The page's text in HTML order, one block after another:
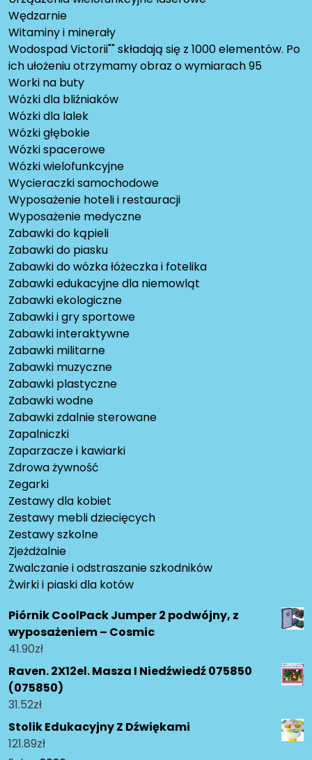
Wędzarnie
Witaminy i minerały
Wodospad Victorii"" składają się z 1000 elementów. Po
ich ułożeniu otrzymamy obraz o wymiarach 95
Worki na buty
Wózki dla bliźniaków
Wózki dla lalek
Wózki głębokie
Wózki spacerowe
Wózki wielofunkcyjne
Wycieraczki samochodowe
Wyposażenie hoteli i restauracji
Wyposażenie medyczne
Zabawki do kąpieli
Zabawki do piasku
Zabawki do wózka łóżeczka i fotelika
Zabawki edukacyjne dla niemowląt
Zabawki ekologiczne
Zabawki i gry sportowe
Zabawki interaktywne
Zabawki militarne
Zabawki muzyczne
Zabawki plastyczne
Zabawki wodne
Zabawki zdalnie sterowane
Zapalniczki
Zaparzacze i kawiarki
Zdrowa żywność
Zegarki
Zestawy dla kobiet
Zestawy mebli dziecięcych
Zestawy szkolne
Zjeżdżalnie
Zwalczanie i odstraszanie szkodników
Żwirki i piaski dla kotów
Piórnik CoolPack Jumper 2 podwójny, z
wyposażeniem – Cosmic
41.90zł
Raven. 2X12el. Masza I Niedźwiedź 075850
(075850)
31.52zł
Stolik Edukacyjny Z Dźwiękami
121.89zł